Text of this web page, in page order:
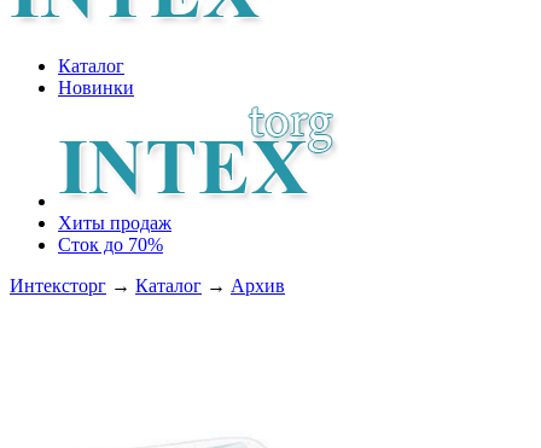
Каталог
Новинки
Хиты продаж
Сток до 70%
Интексторг → Каталог → Архив